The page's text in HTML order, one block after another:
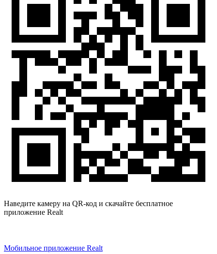
Наведите камеру на QR-код и скачайте бесплатное
приложение Realt
Мобильное приложение Realt